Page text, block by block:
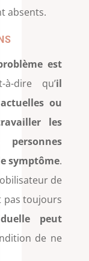
absents.
est
à-dire qu’il
ou
les
symptôme.
de
pas toujours
peut
de ne